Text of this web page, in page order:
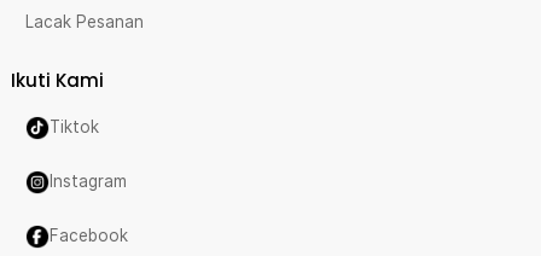
Lacak Pesanan
Ikuti Kami
Tiktok
Instagram
Facebook